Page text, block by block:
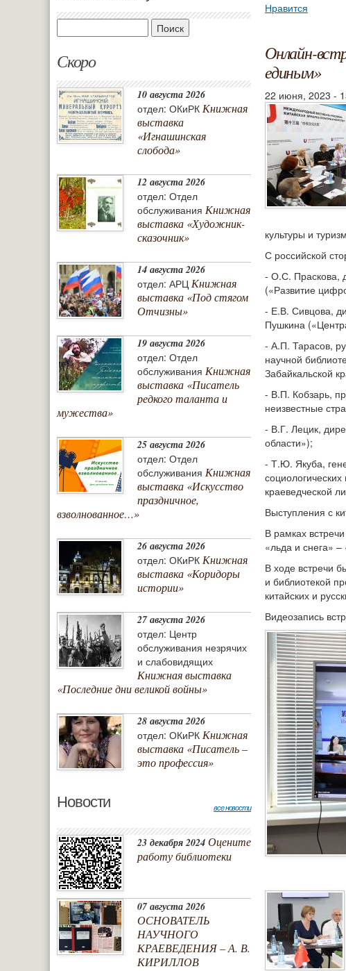
Скоро
10 августа 2026
отдел: ОКиРК Книжная
выставка
«Игнашинская
слобода»
12 августа 2026
отдел: Отдел
обслуживания Книжная
выставка «Художник-
сказочник»
14 августа 2026
отдел: АРЦ Книжная
выставка «Под стягом
Отчизны»
19 августа 2026
отдел: Отдел
обслуживания Книжная
выставка «Писатель
редкого таланта и
мужества»
25 августа 2026
отдел: Отдел
обслуживания Книжная
выставка «Искусство
праздничное,
взволнованное…»
26 августа 2026
отдел: ОКиРК Книжная
выставка «Коридоры
истории»
27 августа 2026
отдел: Центр
обслуживания незрячих
и слабовидящих
Книжная выставка
«Последние дни великой войны»
28 августа 2026
отдел: ОКиРК Книжная
выставка «Писатель –
это профессия»
Новости все новости
23 декабря 2024 Оцените
работу библиотеки
07 августа 2026
ОСНОВАТЕЛЬ
НАУЧНОГО
КРАЕВЕДЕНИЯ – А. В.
КИРИЛЛОВ
Нравится
Онлайн-
единым»
22 июня, 2023 -
культуры и
С российской
- О.С. Праскова,
(«Развитие
- Е.В. Сивцова,
Пушкина
- А.П. Тарасов,
научной
Забайкальской
- В.П. Кобзарь,
неизвестные
- В.Г. Лецик,
области»);
- Т.Ю. Якуба,
краеведческой
Выступления с
В рамках
«льда и снега»
В ходе встречи
и библиотекой
китайских и
Видеозапись